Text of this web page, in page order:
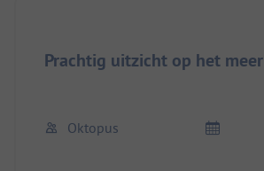
Prachtig uitzicht op het meer
Oktopus